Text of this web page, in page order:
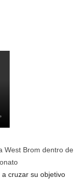
West Brom dentro de
cruzar su objetivo